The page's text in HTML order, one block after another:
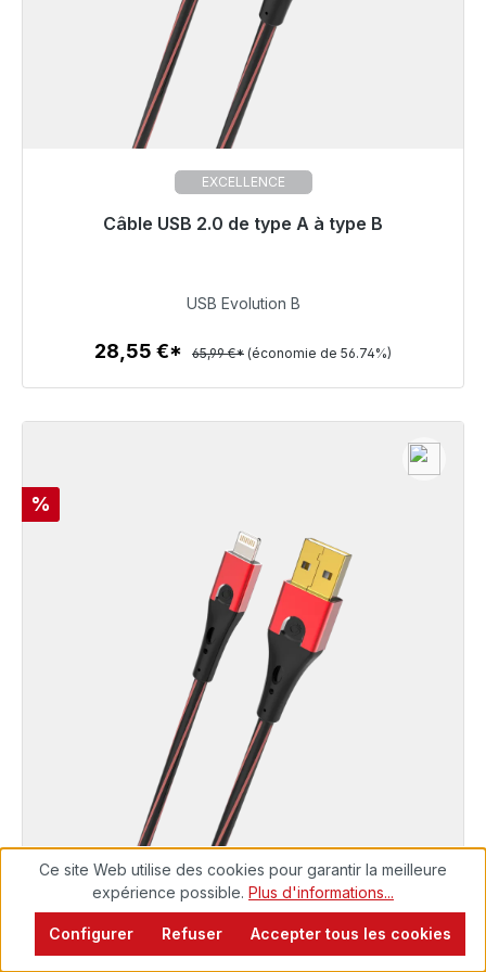
EXCELLENCE
Câble USB 2.0 de type A à type B
Prêt à être expédié, délai de livraison 48h*
Détails
USB Evolution B
28,55 €* 65,99 €* (économie de 56.74%)
Réduction
%
EXCELLENCE
Câble USB 2.0 Type A vers Apple Lightning
Prêt à être expédié, délai de livraison 48h*
Ce site Web utilise des cookies pour garantir la meilleure
expérience possible. Plus d'informations...
Refuser
Configurer Accepter tous les cookies